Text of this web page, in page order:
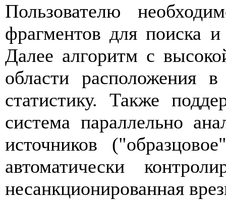
Пользователю
фрагментов для поиска
Далее алгоритм с
области расположения
статистику. Также
система параллельно
источников
автоматически
несанкционированная